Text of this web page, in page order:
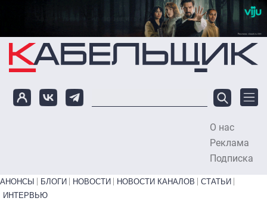
Перейти к основному содержанию
О нас
Реклама
Подписка
Primary links bottom
АНОНСЫ БЛОГИ НОВОСТИ НОВОСТИ КАНАЛОВ
СТАТЬИ
ИНТЕРВЬЮ